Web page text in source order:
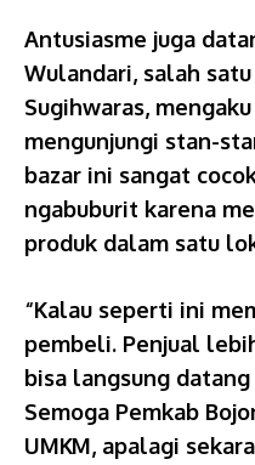
Antusiasme juga
Wulandari, salah
Sugihwaras,
mengunjungi stan-
bazar ini sangat
ngabuburit karena
produk dalam satu
“Kalau seperti ini
pembeli. Penjual
bisa langsung
Semoga Pemkab
UMKM, apalagi